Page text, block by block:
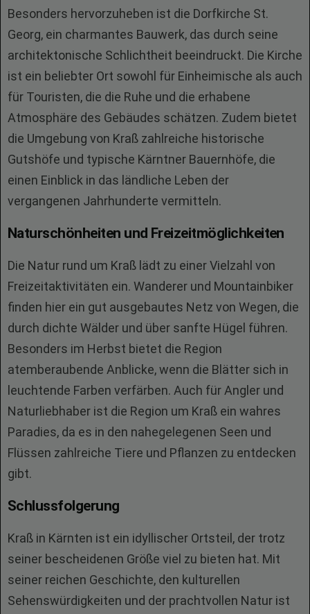
Besonders hervorzuheben ist die Dorfkirche St.
Georg, ein charmantes Bauwerk, das durch seine
architektonische Schlichtheit beeindruckt. Die Kirche
ist ein beliebter Ort sowohl für Einheimische als auch
für Touristen, die die Ruhe und die erhabene
Atmosphäre des Gebäudes schätzen. Zudem bietet
die Umgebung von Kraß zahlreiche historische
Gutshöfe und typische Kärntner Bauernhöfe, die
einen Einblick in das ländliche Leben der
vergangenen Jahrhunderte vermitteln.
Naturschönheiten und Freizeitmöglichkeiten
Die Natur rund um Kraß lädt zu einer Vielzahl von
Freizeitaktivitäten ein. Wanderer und Mountainbiker
finden hier ein gut ausgebautes Netz von Wegen, die
durch dichte Wälder und über sanfte Hügel führen.
Besonders im Herbst bietet die Region
atemberaubende Anblicke, wenn die Blätter sich in
leuchtende Farben verfärben. Auch für Angler und
Naturliebhaber ist die Region um Kraß ein wahres
Paradies, da es in den nahegelegenen Seen und
Flüssen zahlreiche Tiere und Pflanzen zu entdecken
gibt.
Schlussfolgerung
Kraß in Kärnten ist ein idyllischer Ortsteil, der trotz
seiner bescheidenen Größe viel zu bieten hat. Mit
seiner reichen Geschichte, den kulturellen
Sehenswürdigkeiten und der prachtvollen Natur ist